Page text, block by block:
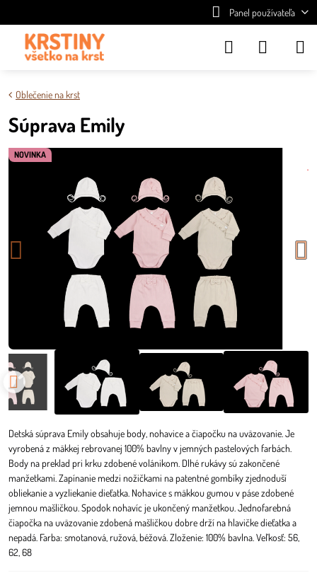
Panel používateľa
NOVINKA
Oblečenie na krst
Súprava Emily
Detská súprava Emily obsahuje body, nohavice a čiapočku na uväzovanie. Je
vyrobená z mäkkej rebrovanej 100% bavlny v jemných pastelových farbách.
Body na preklad pri krku zdobené volánikom. Dlhé rukávy sú zakončené
manžetkami. Zapínanie medzi nožičkami na patentné gombíky zjednoduší
obliekanie a vyzliekanie dieťatka. Nohavice s mäkkou gumou v páse zdobené
jemnou mašličkou. Spodok nohavíc je ukončený manžetkou. Jednofarebná
čiapočka na uväzovanie zdobená mašličkou dobre drží na hlavičke dieťatka a
nepadá. Farba: smotanová, ružová, béžová. Zloženie: 100% bavlna. Veľkosť: 56,
62, 68